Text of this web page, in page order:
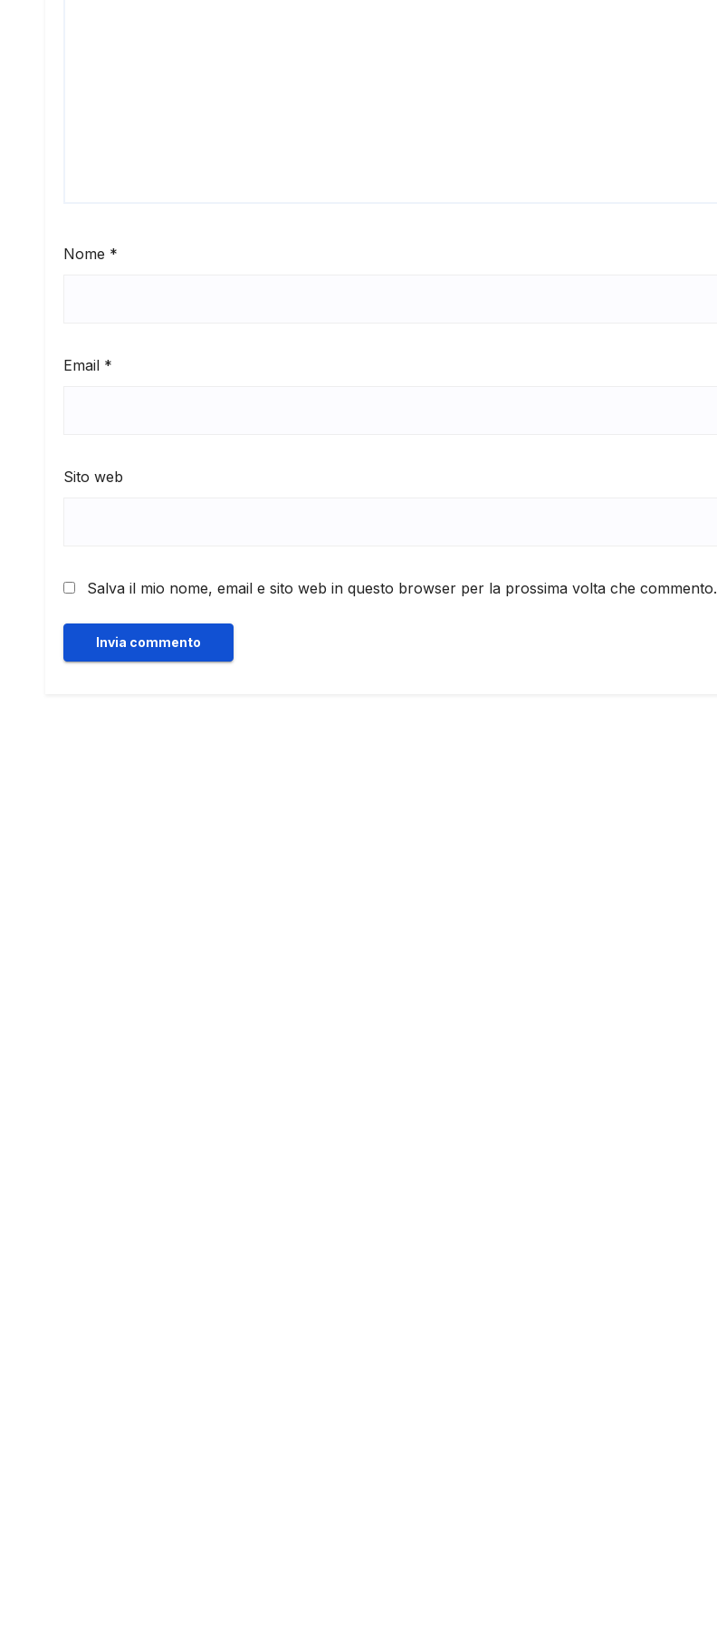
Nome *
Email *
Sito web
Salva il mio nome, email e sito web in questo browser per la prossima volta che commento.